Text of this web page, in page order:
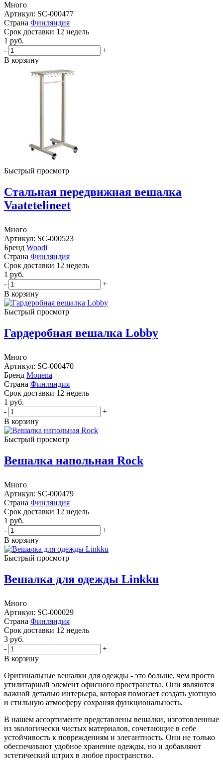
Много
Артикул: SC-000477
Страна Финляндия
Cрок доставки 12 недель
1 руб.
-
+
В корзину
Быстрый просмотр
Стальная передвижная вешалка
Vaatetelineet
Много
Артикул: SC-000523
Бренд Woodi
Страна Финляндия
Cрок доставки 12 недель
1 руб.
-
+
В корзину
Быстрый просмотр
Гардеробная вешалка Lobby
Много
Артикул: SC-000470
Бренд Monena
Страна Финляндия
Cрок доставки 12 недель
1 руб.
-
+
В корзину
Быстрый просмотр
Вешалка напольная Rock
Много
Артикул: SC-000479
Страна Финляндия
Cрок доставки 12 недель
1 руб.
-
+
В корзину
Быстрый просмотр
Вешалка для одежды Linkku
Много
Артикул: SC-000029
Страна Финляндия
Cрок доставки 12 недель
3 руб.
-
+
В корзину
Оригинальные вешалки для одежды - это больше, чем просто
утилитарный элемент офисного пространства. Они являются
важной деталью интерьера, которая помогает создать уютную
и стильную атмосферу сохраняя функциональность.
В нашем ассортименте представлены вешалки, изготовленные
из экологически чистых материалов, сочетающие в себе
устойчивость к повреждениям и элегантность. Они не только
обеспечивают удобное хранение одежды, но и добавляют
эстетический штрих в любое пространство.